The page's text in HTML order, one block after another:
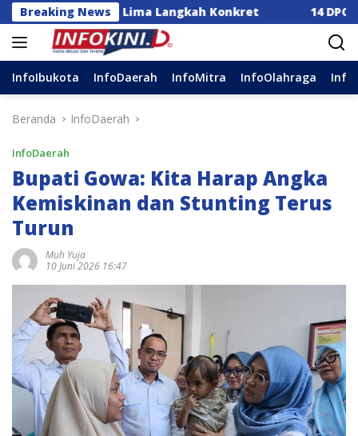
Langsung
ke
konten
Breaking News
Lima Langkah Konkret 14 DPC Terima SK
InfoIbukota InfoDaerah InfoMitra InfoOlahraga
Beranda InfoDaerah
InfoDaerah
Bupati Gowa: Kita Harap Angka
Kemiskinan dan Stunting Terus
Turun
Muh Yuja
10 Juni 2026 16:47